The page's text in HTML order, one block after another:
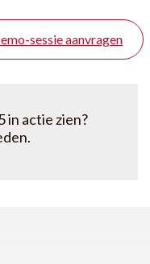
sessie aanvragen
in actie zien?